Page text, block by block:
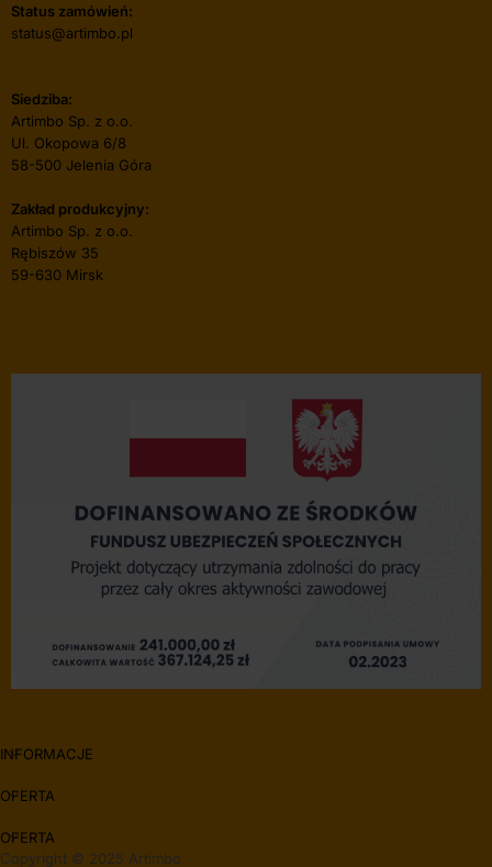
Status zamówień:
status@artimbo.pl
Siedziba:
Artimbo Sp. z o.o.
Ul. Okopowa 6/8
58-500 Jelenia Góra
Zakład produkcyjny:
Artimbo Sp. z o.o.
Rębiszów 35
59-630 Mirsk
INFORMACJE
OFERTA
OFERTA
Copyright © 2025 Artimbo